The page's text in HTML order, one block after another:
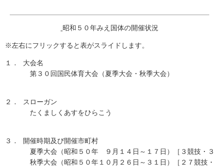
昭和５０年みえ国体の開催状況
※左右にフリックすると表がスライドします。
１．
大会名
第３０回国民体育大会（夏季大会・秋季大会）
２．
スローガン
たくましくあすをひらこう
３．
開催時期及び開催市町村
夏季大会（昭和５０年 ９月１４日～１７日）［３競技・３
秋季大会（昭和５０年１０月２６日～３１日）［２７競技・